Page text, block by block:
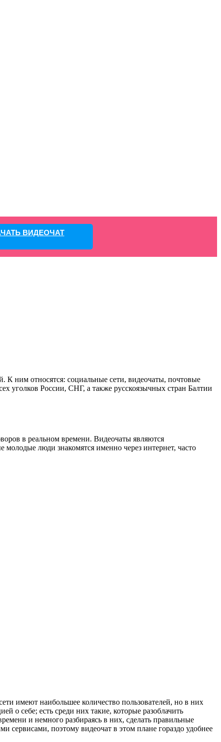
ВИДЕОЧАТ
ним относятся: социальные сети, видеочаты, почтовые
уголков России, СНГ, а также русскоязычных стран Балтии
в реальном времени. Видеочаты являются
люди знакомятся именно через интернет, часто
имеют наибольшее количество пользователей, но в них
о себе; есть среди них такие, которые разоблачить
и немного разбираясь в них, сделать правильные
сервисами, поэтому видеочат в этом плане гораздо удобнее